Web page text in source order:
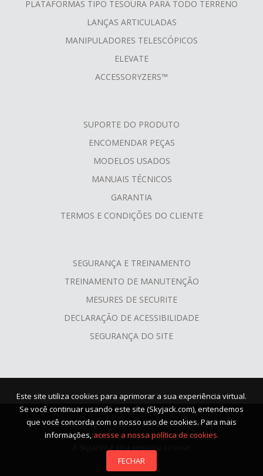
PLATAFORMAS TIPO TESOURA PARA TODO TERRENO
LANÇAS ARTICULADAS
MANIPULADORES TELESCÓPICOS
ELEVATE
ACCESSORYZERS™
SUPORTE DO PRODUTO
ENCOMENDAR PEÇAS
MODELOS USADOS
MANUAIS TÉCNICOS
GARANTIA
TERMOS E CONDIÇÕES DO CLIENTE
SEGURANÇA E TREINAMENTO
TREINAMENTO DE MANUTENÇÃO
MESURES DE SECURITE
DECLARAÇÃO DE ACESSIBILIDADE
SEGURANÇA DO SITE
©2026 Skyjack™ - Todos os direitos reservados |
Nossas políticas|Termos de uso|Fale Conosco
Este site utiliza cookies para aprimorar a sua experiência virtual.
Se você continuar usando este site (Skyjack.com), entendemos
que você concorda com o nosso uso de cookies. Para mais
informações, acesse a nossa política de cookies.
FECHAR